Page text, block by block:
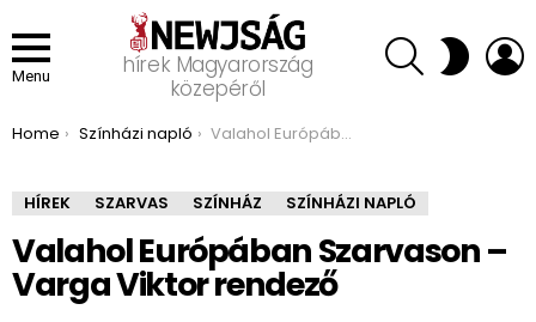
Menu
hírek Magyarország
közepéről
SEARCH SWITCH
SKIN
You are here:
Home Színházi napló Valahol Európában Szarvason – Varga Viktor rendező
HÍREK SZARVAS SZÍNHÁZ SZÍNHÁZI NAPLÓ
Valahol Európában Szarvason –
Varga Viktor rendező